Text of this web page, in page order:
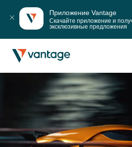
Приложение Vantage
Скачайте приложение и
эксклюзивные предложения